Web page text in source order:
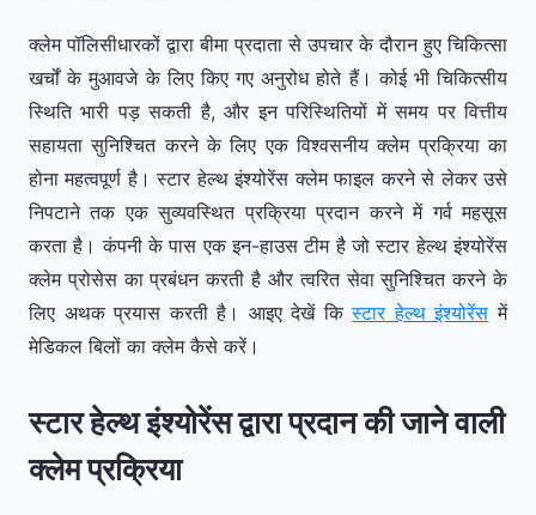
क्लेम पॉलिसीधारकों द्वारा बीमा प्रदाता से उपचार के दौरान हुए चिकित्सा
खर्चों के मुआवजे के लिए किए गए अनुरोध होते हैं। कोई भी चिकित्सीय
स्थिति भारी पड़ सकती है, और इन परिस्थितियों में समय पर वित्तीय
सहायता सुनिश्चित करने के लिए एक विश्वसनीय क्लेम प्रक्रिया का
होना महत्वपूर्ण है। स्टार हेल्थ इंश्योरेंस क्लेम फाइल करने से लेकर उसे
निपटाने तक एक सुव्यवस्थित प्रक्रिया प्रदान करने में गर्व महसूस
करता है। कंपनी के पास एक इन-हाउस टीम है जो स्टार हेल्थ इंश्योरेंस
क्लेम प्रोसेस का प्रबंधन करती है और त्वरित सेवा सुनिश्चित करने के
लिए अथक प्रयास करती है। आइए देखें किस्टार हेल्थ इंश्योरेंस में
मेडिकल बिलों का क्लेम कैसे करें।
स्टार हेल्थ इंश्योरेंस द्वारा प्रदान की जाने वाली
क्लेम प्रक्रिया